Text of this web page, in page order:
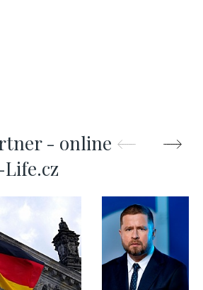
- online